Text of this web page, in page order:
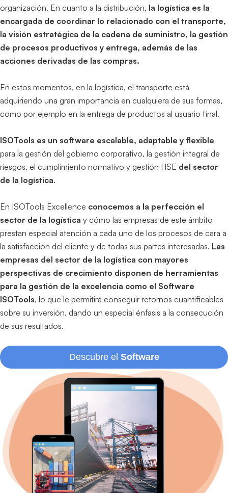
organización. En cuanto a la distribución, la logística es la
encargada de coordinar lo relacionado con el transporte,
la visión estratégica de la cadena de suministro, la gestión
de procesos productivos y entrega, además de las
acciones derivadas de las compras.
En estos momentos, en la logística, el transporte está
adquiriendo una gran importancia en cualquiera de sus formas,
como por ejemplo en la entrega de productos al usuario final.
ISOTools es un software escalable, adaptable y flexible
para la gestión del gobierno corporativo, la gestión integral de
riesgos, el cumplimiento normativo y gestión HSE del sector
de la logística.
En ISOTools Excellence conocemos a la perfección el
sector de la logística y cómo las empresas de este ámbito
prestan especial atención a cada uno de los procesos de cara a
la satisfacción del cliente y de todas sus partes interesadas. Las
empresas del sector de la logística con mayores
perspectivas de crecimiento disponen de herramientas
para la gestión de la excelencia como el Software
ISOTools, lo que le permitirá conseguir retornos cuantificables
sobre su inversión, dando un especial énfasis a la consecución
de sus resultados.
Descubre el Software